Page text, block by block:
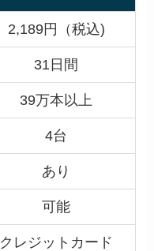
2,189円（税込)
31日間
39万本以上
4台
あり
可能
クレジットカード